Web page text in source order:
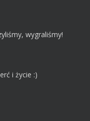
wygraliśmy!
i życie :)